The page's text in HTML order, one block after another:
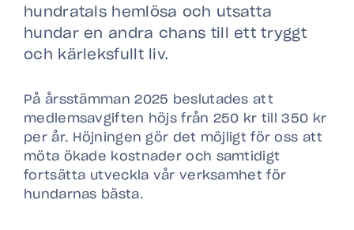
hundratals hemlösa och utsatta
hundar en andra chans till ett tryggt
och kärleksfullt liv.
På årsstämman 2025 beslutades att
medlemsavgiften höjs från 250 kr till 350 kr
per år. Höjningen gör det möjligt för oss att
möta ökade kostnader och samtidigt
fortsätta utveckla vår verksamhet för
hundarnas bästa.